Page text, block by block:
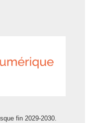
fin 2029-2030.